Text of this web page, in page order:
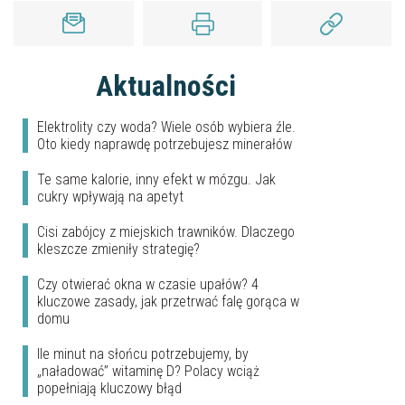
Aktualności
Elektrolity czy woda? Wiele osób wybiera źle.
Oto kiedy naprawdę potrzebujesz minerałów
Te same kalorie, inny efekt w mózgu. Jak
cukry wpływają na apetyt
Cisi zabójcy z miejskich trawników. Dlaczego
kleszcze zmieniły strategię?
Czy otwierać okna w czasie upałów? 4
kluczowe zasady, jak przetrwać falę gorąca w
domu
Ile minut na słońcu potrzebujemy, by
„naładować” witaminę D? Polacy wciąż
popełniają kluczowy błąd